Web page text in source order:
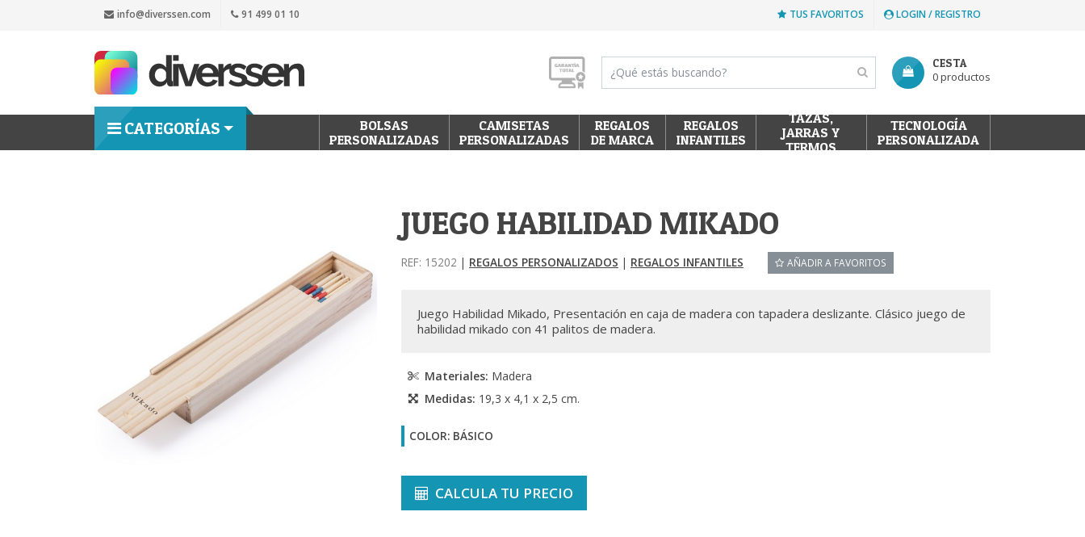
info@diverssen.com 91 499 01 10 LOGIN / REGISTRO
TUS FAVORITOS
CESTA
0 productos
CATEGORÍAS
BOLSAS
PERSONALIZADAS
CAMISETAS
PERSONALIZADAS
REGALOS
DE MARCA
REGALOS
INFANTILES
TAZAS,
JARRAS Y
TERMOS
TECNOLOGÍA
PERSONALIZADA
JUEGO HABILIDAD MIKADO
REF: 15202 | REGALOS PERSONALIZADOS | REGALOS INFANTILES AÑADIR A FAVORITOS
Juego Habilidad Mikado, Presentación en caja de madera con tapadera deslizante. Clásico juego de
habilidad mikado con 41 palitos de madera.
Materiales: Madera
Medidas: 19,3 x 4,1 x 2,5 cm.
COLOR: BÁSICO
CALCULA TU PRECIO